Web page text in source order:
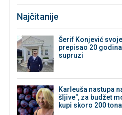
Najčitanije
Šerif Konjević
prepisao 20
supruzi
Karleuša nastupa
šljive", za budžet
kupi skoro 200